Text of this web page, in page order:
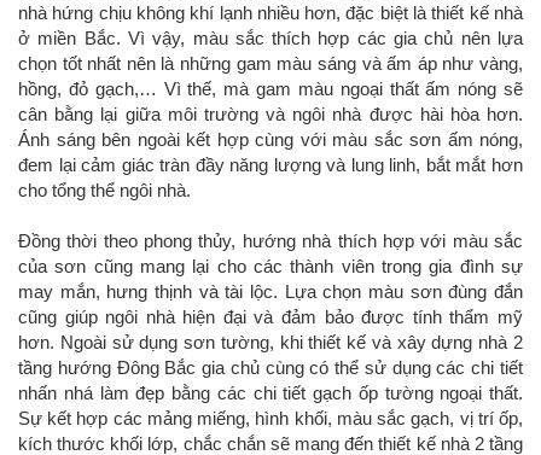
nhà hứng chịu không khí lạnh nhiều hơn, đặc biệt là thiết kế nhà
ở miền Bắc. Vì vậy, màu sắc thích hợp các gia chủ nên lựa
chọn tốt nhất nên là những gam màu sáng và ấm áp như vàng,
hồng, đỏ gạch,… Vì thế, mà gam màu ngoại thất ấm nóng sẽ
cân bằng lại giữa môi trường và ngôi nhà được hài hòa hơn.
Ánh sáng bên ngoài kết hợp cùng với màu sắc sơn ấm nóng,
đem lại cảm giác tràn đầy năng lượng và lung linh, bắt mắt hơn
cho tổng thể ngôi nhà.
Đồng thời theo phong thủy, hướng nhà thích hợp với màu sắc
của sơn cũng mang lại cho các thành viên trong gia đình sự
may mắn, hưng thịnh và tài lộc. Lựa chọn màu sơn đùng đắn
cũng giúp ngôi nhà hiện đại và đảm bảo được tính thẩm mỹ
hơn. Ngoài sử dụng sơn tường, khi thiết kế và xây dựng nhà 2
tầng hướng Đông Bắc gia chủ cùng có thể sử dụng các chi tiết
nhấn nhá làm đẹp bằng các chi tiết gạch ốp tường ngoại thất.
Sự kết hợp các mảng miếng, hình khối, màu sắc gạch, vị trí ốp,
kích thước khối lớp, chắc chắn sẽ mang đến thiết kế nhà 2 tầng